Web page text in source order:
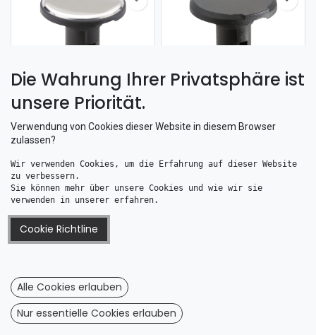
Information
Impressum
AGB
Wiederrufsrecht
Wiederrufsformular
Die Wahrung Ihrer Privatsphäre ist
unsere Priorität.
Verwendung von Cookies dieser Website in diesem Browser
zulassen?
Wir verwenden Cookies, um die Erfahrung auf dieser Website
zu verbessern.
Sie können mehr über unsere Cookies und wie wir sie
verwenden in unserer erfahren.
Cookie Richtline
Alle Cookies erlauben
Nur essentielle Cookies erlauben